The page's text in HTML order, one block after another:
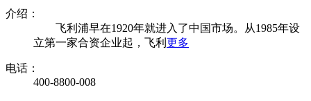
介绍：
飞利浦早在1920年就进入了中国市场。从1985年设
立第一家合资企业起，飞利 更多
电话：
400-8800-008